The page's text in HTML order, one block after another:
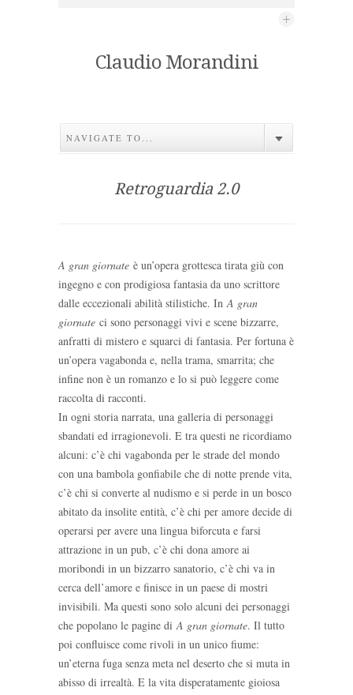
Claudio Morandini
NAVIGATE TO...
Retroguardia 2.0
A gran giornate è un’opera grottesca tirata giù con
ingegno e con prodigiosa fantasia da uno scrittore
dalle eccezionali abilità stilistiche. InA gran
giornate ci sono personaggi vivi e scene bizzarre,
anfratti di mistero e squarci di fantasia. Per fortuna è
un’opera vagabonda e, nella trama, smarrita; che
infine non è un romanzo e lo si può leggere come
raccolta di racconti.
In ogni storia narrata, una galleria di personaggi
sbandati ed irragionevoli. E tra questi ne ricordiamo
alcuni: c’è chi vagabonda per le strade del mondo
con una bambola gonfiabile che di notte prende vita,
c’è chi si converte al nudismo e si perde in un bosco
abitato da insolite entità, c’è chi per amore decide di
operarsi per avere una lingua biforcuta e farsi
attrazione in un pub, c’è chi dona amore ai
moribondi in un bizzarro sanatorio, c’è chi va in
cerca dell’amore e finisce in un paese di mostri
invisibili. Ma questi sono solo alcuni dei personaggi
che popolano le pagine diA gran giornate. Il tutto
poi confluisce come rivoli in un unico fiume:
un’eterna fuga senza meta nel deserto che si muta in
abisso di irrealtà. E la vita disperatamente gioiosa